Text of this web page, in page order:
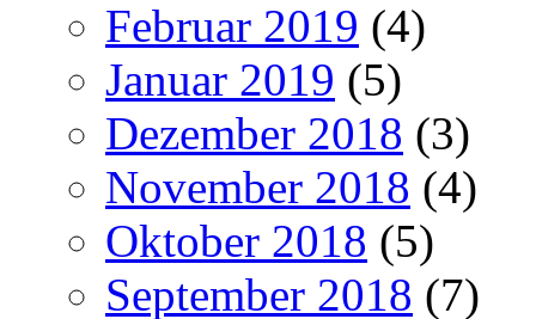
Februar 2019 (4)
Januar 2019 (5)
Dezember 2018 (3)
November 2018 (4)
Oktober 2018 (5)
September 2018 (7)